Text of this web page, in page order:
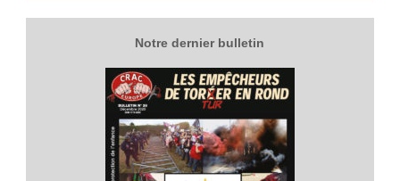
Notre dernier bulletin